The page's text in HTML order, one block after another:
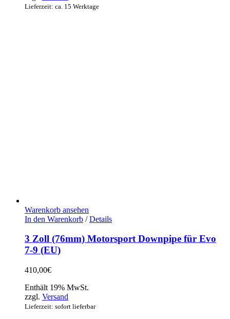
Lieferzeit: ca. 15 Werktage
Warenkorb ansehen
In den Warenkorb / Details
3 Zoll (76mm) Motorsport Downpipe für Evo
7-9 (EU)
410,00€
Enthält 19% MwSt.
zzgl. Versand
Lieferzeit: sofort lieferbar